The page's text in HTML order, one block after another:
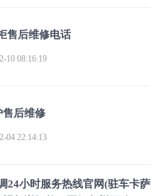
售后维修电话
10 08:16:19
售后维修
04 22:14:13
24小时服务热线官网(驻车卡萨